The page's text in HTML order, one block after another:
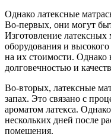
Однако латексные
Во-первых, они могут
Изготовление латексных
оборудования и высокого
на их стоимости.
долговечностью и
Во-вторых, латексные
запах. Это связано с
ароматом латекса.
нескольких дней после
помещения.